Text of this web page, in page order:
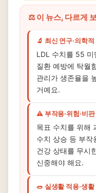
⚖️ 이 뉴스, 다르게
🔬 최신 연구·의학
LDL 수치를 55
질환 예방에 탁월
관리가 생존율을
거예요.
⚠️ 부작용·위험·비판
목표 수치를 위해
수치 상승 등 부작
건강 상태를 무시
신중해야 해요.
🥗 실생활 적용·생활